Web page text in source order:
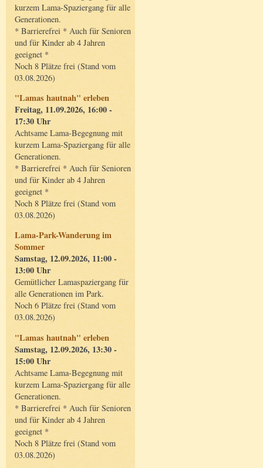
kurzem Lama-Spaziergang für alle
Generationen.
* Barrierefrei * Auch für Senioren
und für Kinder ab 4 Jahren
geeignet *
Noch 8 Plätze frei (Stand vom
03.08.2026)
"Lamas hautnah" erleben
Freitag, 11.09.2026, 16:00 -
17:30 Uhr
Achtsame Lama-Begegnung mit
kurzem Lama-Spaziergang für alle
Generationen.
* Barrierefrei * Auch für Senioren
und für Kinder ab 4 Jahren
geeignet *
Noch 8 Plätze frei (Stand vom
03.08.2026)
Lama-Park-Wanderung im
Sommer
Samstag, 12.09.2026, 11:00 -
13:00 Uhr
Gemütlicher Lamaspaziergang für
alle Generationen im Park.
Noch 6 Plätze frei (Stand vom
03.08.2026)
"Lamas hautnah" erleben
Samstag, 12.09.2026, 13:30 -
15:00 Uhr
Achtsame Lama-Begegnung mit
kurzem Lama-Spaziergang für alle
Generationen.
* Barrierefrei * Auch für Senioren
und für Kinder ab 4 Jahren
geeignet *
Noch 8 Plätze frei (Stand vom
03.08.2026)